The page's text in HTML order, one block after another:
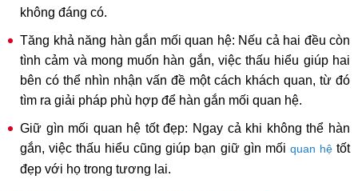
không đáng có.
Tăng khả năng hàn gắn mối quan hệ: Nếu cả hai đều còn
tình cảm và mong muốn hàn gắn, việc thấu hiểu giúp hai
bên có thể nhìn nhận vấn đề một cách khách quan, từ đó
tìm ra giải pháp phù hợp để hàn gắn mối quan hệ.
Giữ gìn mối quan hệ tốt đẹp: Ngay cả khi không thể hàn
gắn, việc thấu hiểu cũng giúp bạn giữ gìn mối quan hệtốt
đẹp với họ trong tương lai.